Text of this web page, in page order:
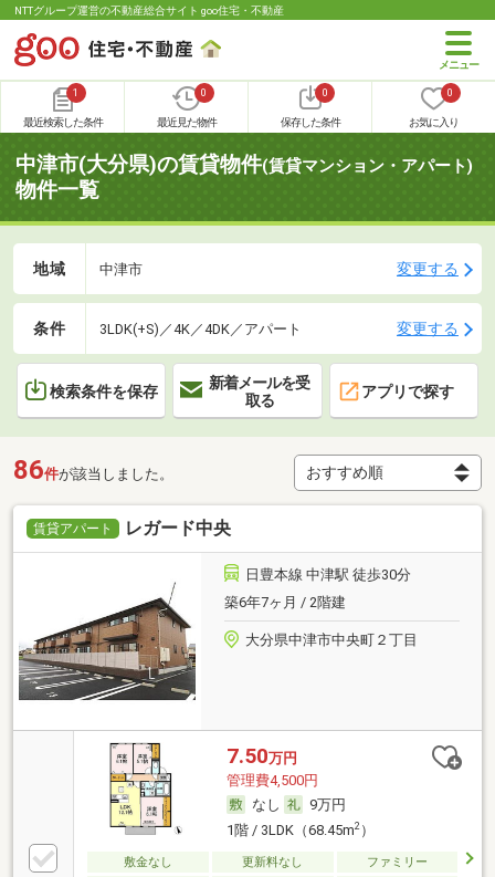
NTTグループ運営の不動産総合サイト goo住宅・不動産
1
最近検索した条件
0
最近見た物件
0
保存した条件
0
お気に入り
中津市(大分県)の賃貸物件(賃貸マンション・アパート)
物件一覧
地域 中津市 変更する
条件 3LDK(+S)／4K／4DK／アパート 変更する
検索条件を保存
新着メールを受
取る
アプリで探す
86件が該当しました。
賃貸アパート レガード中央
日豊本線 中津駅 徒歩30分
築6年7ヶ月 / 2階建
大分県中津市中央町２丁目
7.50万円
管理費4,500円
なし
9万円
1階 / 3LDK（68.45m2）
敷金なし 更新料なし
ファミリー